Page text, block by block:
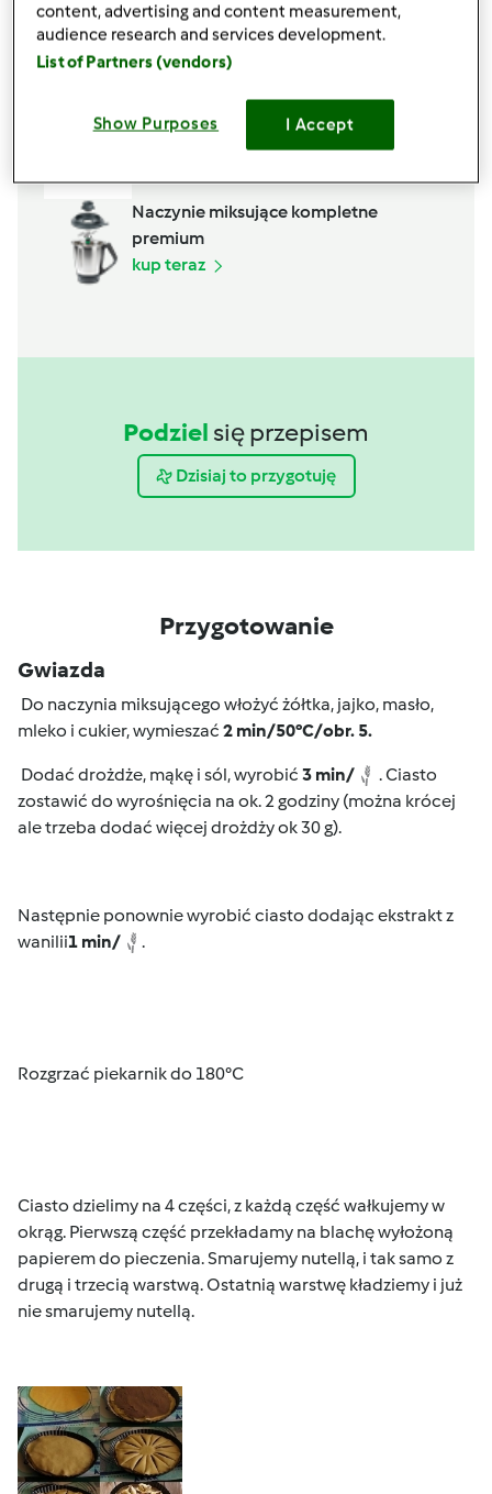
Kopystka
Naczynie miksujące kompletne
premium
kup teraz
Podziel się przepisem
Dzisiaj to przygotuję
Przygotowanie
Gwiazda
Do naczynia miksującego włożyć żółtka, jajko, masło,
mleko i cukier, wymieszać 2 min/50°C/obr. 5.
Dodać drożdże, mąkę i sól, wyrobić 3 min/
. Ciasto
zostawić do wyrośnięcia na ok. 2 godziny (można krócej
ale trzeba dodać więcej drożdży ok 30 g).
Następnie ponownie wyrobić ciasto dodając ekstrakt z
wanilii1 min/ .
Rozgrzać piekarnik do 180°C
Ciasto dzielimy na 4 części, z każdą część wałkujemy w
okrąg. Pierwszą część przekładamy na blachę wyłożoną
papierem do pieczenia. Smarujemy nutellą, i tak samo z
drugą i trzecią warstwą. Ostatnią warstwę kładziemy i już
nie smarujemy nutellą.
content, advertising and content measurement,
audience research and services development.
List of Partners (vendors)
Show Purposes I Accept